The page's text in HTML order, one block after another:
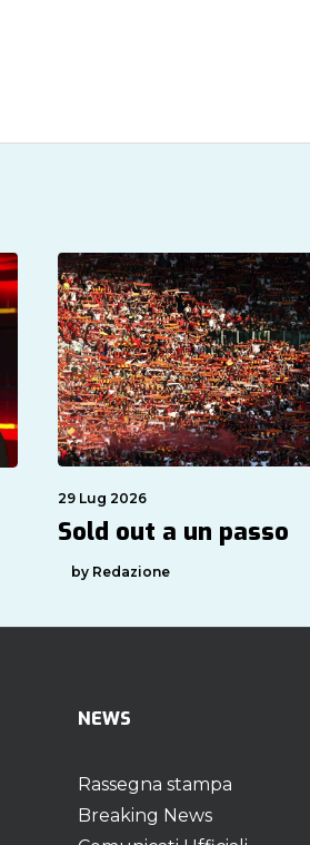
29 Lug 2026
Sold out a un passo
by Redazione
NEWS
Rassegna stampa
Breaking News